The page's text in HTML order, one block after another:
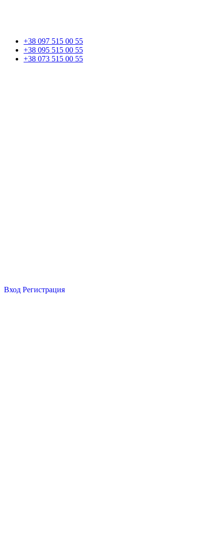
+38 097 515 00 55
+38 095 515 00 55
+38 073 515 00 55
Вход Регистрация